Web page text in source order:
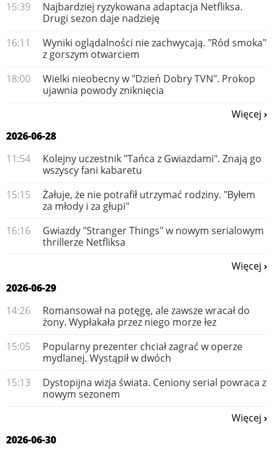
15:39
Najbardziej ryzykowana adaptacja Netfliksa.
Drugi sezon daje nadzieję
16:11
Wyniki oglądalności nie zachwycają. "Ród smoka"
z gorszym otwarciem
18:00
Wielki nieobecny w "Dzień Dobry TVN". Prokop
ujawnia powody zniknięcia
Więcej
2026-06-28
11:54
Kolejny uczestnik "Tańca z Gwiazdami". Znają go
wszyscy fani kabaretu
15:15
Żałuje, że nie potrafił utrzymać rodziny. "Byłem
za młody i za głupi"
16:16
Gwiazdy "Stranger Things" w nowym serialowym
thrillerze Netfliksa
Więcej
2026-06-29
14:26
Romansował na potęgę, ale zawsze wracał do
żony. Wypłakała przez niego morze łez
15:05
Popularny prezenter chciał zagrać w operze
mydlanej. Wystąpił w dwóch
15:13
Dystopijna wizja świata. Ceniony serial powraca z
nowym sezonem
Więcej
2026-06-30